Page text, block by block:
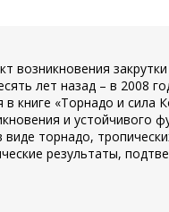
возникновения
лет назад – в 2008
книге «Торнадо и сила
и устойчивого
торнадо,
результаты,